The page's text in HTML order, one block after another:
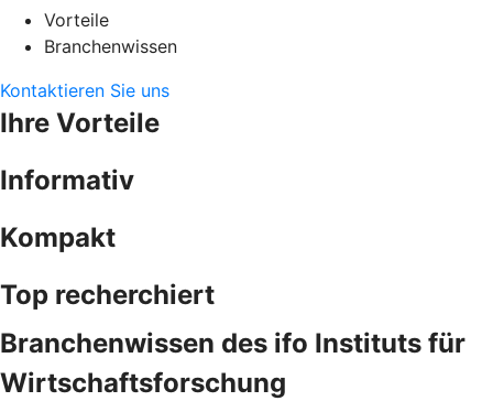
Vorteile
Branchenwissen
Kontaktieren Sie uns
Ihre Vorteile
Informativ
Kompakt
Top recherchiert
Branchenwissen des ifo Instituts für
Wirtschaftsforschung